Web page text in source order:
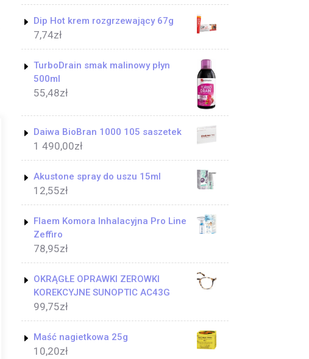
Dip Hot krem rozgrzewający 67g
7,74zł
TurboDrain smak malinowy płyn
500ml
55,48zł
Daiwa BioBran 1000 105 saszetek
1 490,00zł
Akustone spray do uszu 15ml
12,55zł
Flaem Komora Inhalacyjna Pro Line
Zeffiro
78,95zł
OKRĄGŁE OPRAWKI ZEROWKI
KOREKCYJNE SUNOPTIC AC43G
99,75zł
Maść nagietkowa 25g
10,20zł